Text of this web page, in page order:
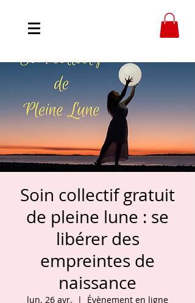
Soin collectif gratuit
de pleine lune : se
libérer des
empreintes de
naissance
lun. 26 avr.
  |
Évènement en ligne